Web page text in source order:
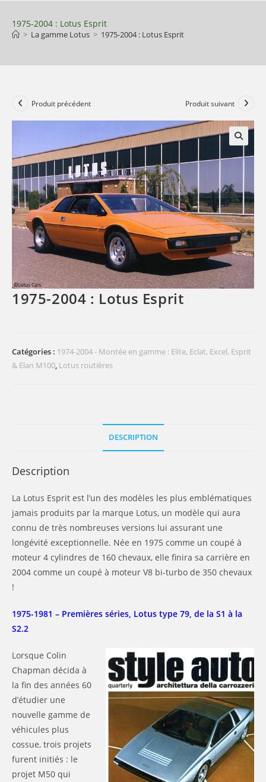
content
1975-2004 : Lotus Esprit
> La gamme Lotus > 1975-2004 : Lotus Esprit
Produit précédent Produit suivant
1975-2004 : Lotus Esprit
Catégories : 1974-2004 - Montée en gamme : Elite, Eclat, Excel, Esprit
& Elan M100, Lotus routières
DESCRIPTION
Description
La Lotus Esprit est l’un des modèles les plus emblématiques
jamais produits par la marque Lotus, un modèle qui aura
connu de très nombreuses versions lui assurant une
longévité exceptionnelle. Née en 1975 comme un coupé à
moteur 4 cylindres de 160 chevaux, elle finira sa carrière en
2004 comme un coupé à moteur V8 bi-turbo de 350 chevaux
!
1975-1981 – Premières séries, Lotus type 79, de la S1 à la
S2.2
Lorsque Colin
Chapman décida à
la fin des années 60
d’étudier une
nouvelle gamme de
véhicules plus
cossue, trois projets
furent initiés : le
projet M50 qui